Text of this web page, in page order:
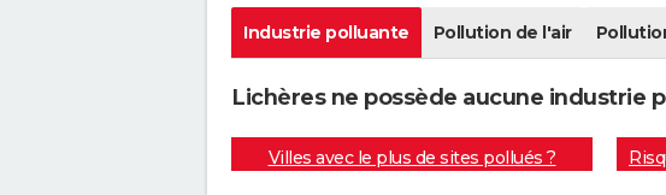
Industrie polluante Pollution de l'air
Lichères ne possède aucune industrie
Villes avec le plus de sites pollués ?